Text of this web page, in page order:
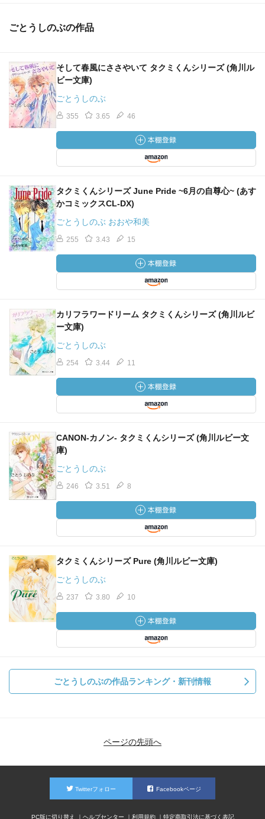
ごとうしのぶの作品
そして春風にささやいて タクミくんシリーズ (角川ル
ビー文庫)
ごとうしのぶ
355 3.65 46
タクミくんシリーズ June Pride ~6月の自尊心~ (あす
かコミックスCL-DX)
ごとうしのぶ おおや和美
255 3.43 15
カリフラワードリーム タクミくんシリーズ (角川ルビ
ー文庫)
ごとうしのぶ
254 3.44 11
CANON-カノン- タクミくんシリーズ (角川ルビー文
庫)
ごとうしのぶ
246 3.51 8
タクミくんシリーズ Pure (角川ルビー文庫)
ごとうしのぶ
237 3.80 10
ごとうしのぶの作品ランキング・新刊情報
ページの先頭へ
Twitterフォロー Facebookページ
PC版に切り替え ヘルプセンター 利用規約 特定商取引法に基づく表記